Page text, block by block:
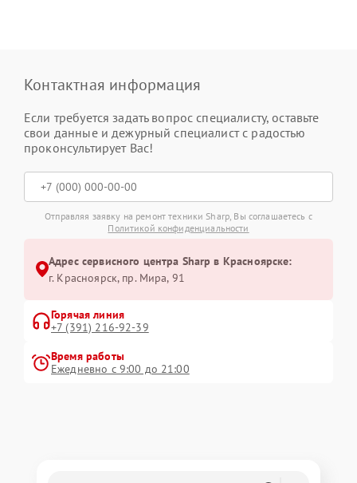
Контактная информация
Если требуется задать вопрос специалисту, оставьте
свои данные и дежурный специалист с радостью
проконсультирует Вас!
Отправляя заявку на ремонт техники Sharp, Вы соглашаетесь с
Политикой конфиденциальности
Адрес сервисного центра Sharp в Красноярске:
г. Красноярск, ​пр. Мира, 91
Горячая линия
+7 (391) 216-92-39
Время работы
Ежедневно с 9:00 до 21:00